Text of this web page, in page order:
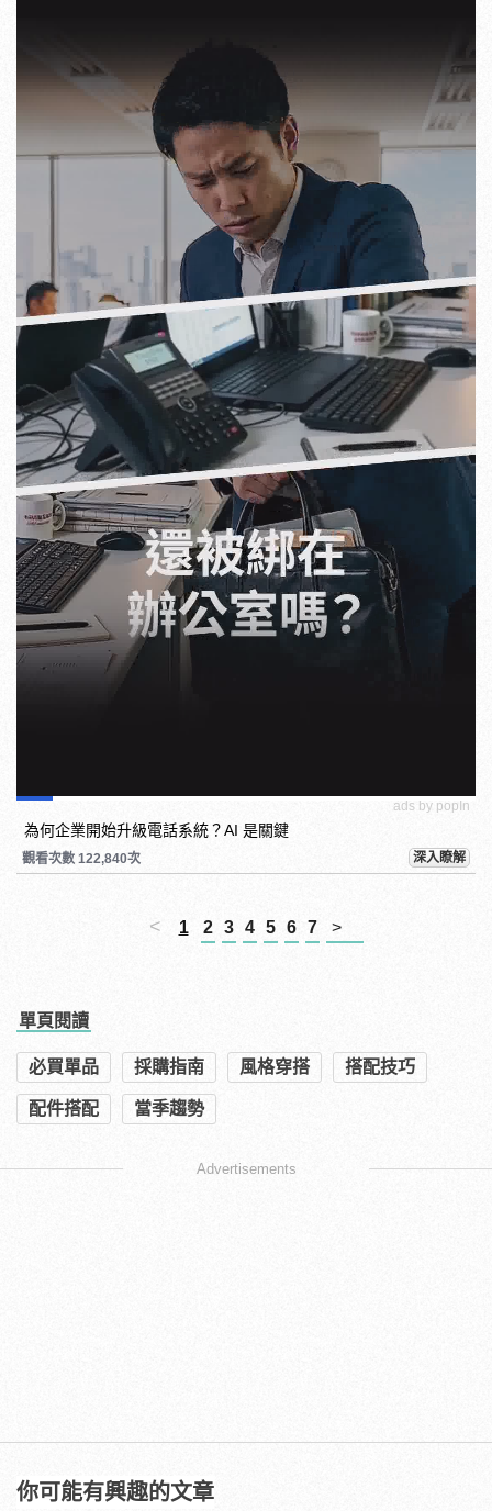
ads by popIn
為何企業開始升級電話系統？AI 是關鍵
觀看次數 122,840次 深入瞭解
< 1 2 3 4 5 6 7 >
單頁閱讀
必買單品 採購指南 風格穿搭 搭配技巧
配件搭配 當季趨勢
Advertisements
你可能有興趣的文章